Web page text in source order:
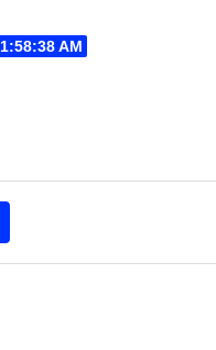
1:58:39 AM